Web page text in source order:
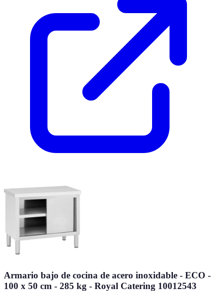
Armario bajo de cocina de acero inoxidable - ECO -
100 x 50 cm - 285 kg - Royal Catering 10012543